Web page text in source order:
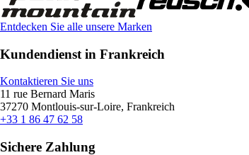
Entdecken Sie alle unsere Marken
Kundendienst in Frankreich
Kontaktieren Sie uns
11 rue Bernard Maris
37270 Montlouis-sur-Loire, Frankreich
+33 1 86 47 62 58
Sichere Zahlung